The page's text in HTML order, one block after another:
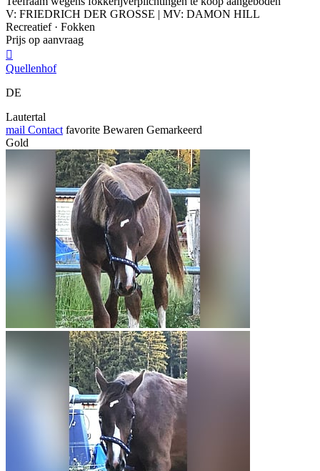
V: FRIEDRICH DER GROSSE | MV: DAMON HILL
Recreatief · Fokken
Prijs op aanvraag

Quellenhof
DE
Lautertal
mail Contact favorite Bewaren Gemarkeerd
Gold